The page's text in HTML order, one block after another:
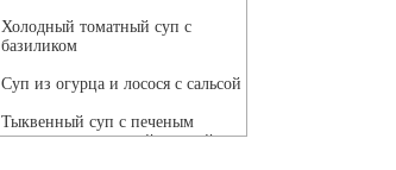
Холодный томатный суп с
базиликом
Суп из огурца и лосося с сальсой
Тыквенный суп с печеным
чесноком и томатной сальсой